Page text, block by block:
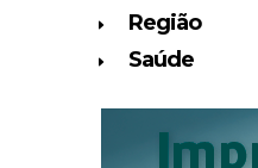
Região
Saúde